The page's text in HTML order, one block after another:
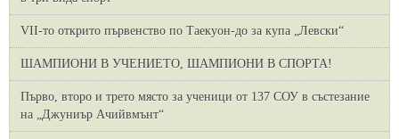
VII-то открито първенство по Таекуон-до за купа „Левски“
ШАМПИОНИ В УЧЕНИЕТО, ШАМПИОНИ В СПОРТА!
Първо, второ и трето място за ученици от 137 СОУ в състезание
на „Джуниър Ачийвмънт“